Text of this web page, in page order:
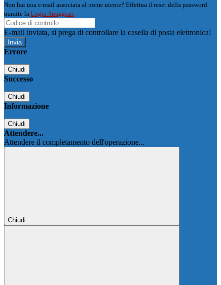
Non hai una e-mail associata al nome utente? Effettua il reset della password
tramite la Login Spaggiari
E-mail inviata, si prega di controllare la casella di posta elettronica!
Errore
Chiudi
Successo
Chiudi
Informazione
Chiudi
Attendere...
Attendere il completamento dell'operazione...
Chiudi